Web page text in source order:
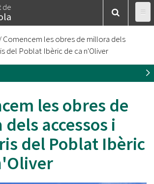
de
Comencem les obres de millora dels
del Poblat Ibèric de ca n'Oliver
les obres de
accessos i
del Poblat Ibèric